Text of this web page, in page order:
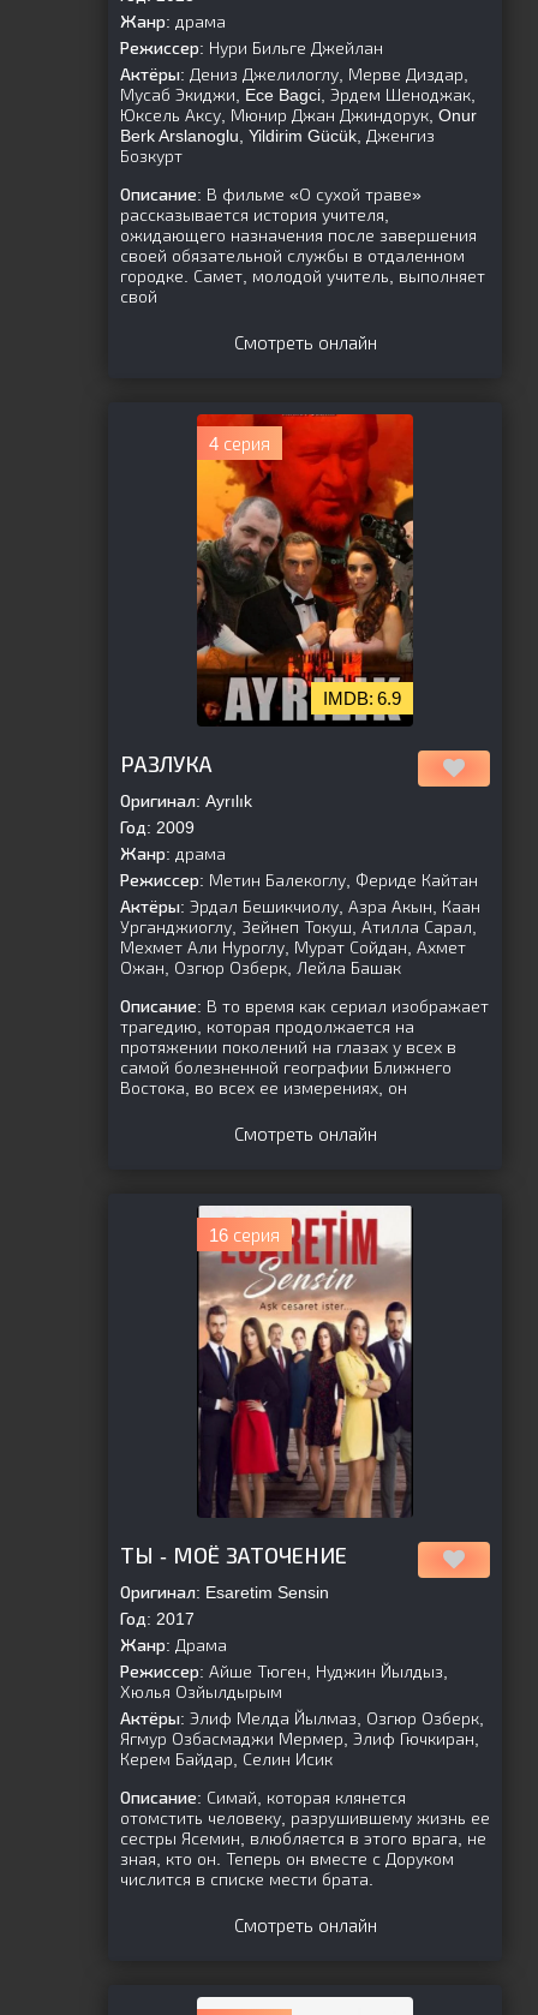
Жанр: драма
Режиссер: Нури Бильге Джейлан
Актёры: Дениз Джелилоглу, Мерве Диздар,
Мусаб Экиджи, Ece Bagci, Эрдем Шеноджак,
Юксель Аксу, Мюнир Джан Джиндорук, Onur
Berk Arslanoglu, Yildirim Gücük, Дженгиз
Бозкурт
Описание: В фильме «О сухой траве»
рассказывается история учителя,
ожидающего назначения после завершения
своей обязательной службы в отдаленном
городке. Самет, молодой учитель, выполняет
свой
Смотреть онлайн
4 серия
6.9
РАЗЛУКА
Оригинал: Ayrılık
Год: 2009
Жанр: драма
Режиссер: Метин Балекоглу, Фериде Кайтан
Актёры: Эрдал Бешикчиолу, Азра Акын, Каан
Урганджиоглу, Зейнеп Токуш, Атилла Сарал,
Мехмет Али Нуроглу, Мурат Сойдан, Ахмет
Ожан, Озгюр Озберк, Лейла Башак
Описание: В то время как сериал изображает
трагедию, которая продолжается на
протяжении поколений на глазах у всех в
самой болезненной географии Ближнего
Востока, во всех ее измерениях, он
Смотреть онлайн
16 серия
ТЫ - МОЁ ЗАТОЧЕНИЕ
Оригинал: Esaretim Sensin
Год: 2017
Жанр: Драма
Режиссер: Айше Тюген, Нуджин Йылдыз,
Хюлья Озйылдырым
Актёры: Элиф Мелда Йылмаз, Озгюр Озберк,
Ягмур Озбасмаджи Мермер, Элиф Гючкиран,
Керем Байдар, Селин Исик
Описание: Симай, которая клянется
отомстить человеку, разрушившему жизнь ее
сестры Ясемин, влюбляется в этого врага, не
зная, кто он. Теперь он вместе с Доруком
числится в списке мести брата.
Смотреть онлайн